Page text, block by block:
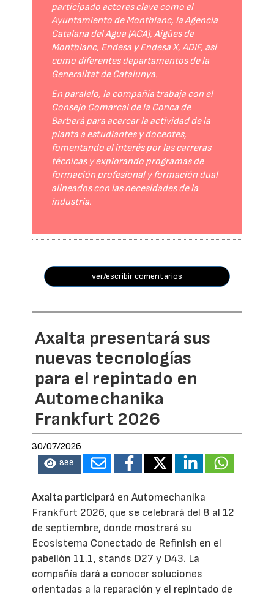
participado actores clave como el
Ayuntamiento de Montblanc, la Agencia
Catalana del Agua (ACA), Aigües de
Montblanc, Endesa y Endesa X, ADIF, así
como diferentes departamentos de la
Generalitat de Catalunya.
En paralelo, la compañía trabaja con el
Consejo Comarcal de la Conca de
Barberà para acercar la actividad de la
planta a estudiantes y docentes,
fomentando el interés por las carreras
técnicas y explorando programas de
formación profesional y formación dual
alineados con las necesidades de la
industria.
ver/escribir comentarios
Axalta presentará sus
nuevas tecnologías
para el repintado en
Automechanika
Frankfurt 2026
30/07/2026
888
Axalta participará en Automechanika
Frankfurt 2026, que se celebrará del 8 al 12
de septiembre, donde mostrará su
Ecosistema Conectado de Refinish en el
pabellón 11.1, stands D27 y D43. La
compañía dará a conocer soluciones
orientadas a la reparación y el repintado de